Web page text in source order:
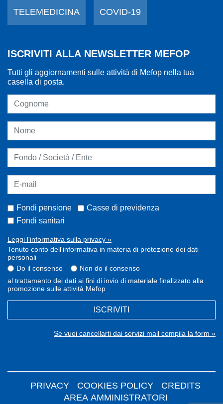
TELEMEDICINA COVID-19
ISCRIVITI ALLA NEWSLETTER MEFOP
Tutti gli aggiornamenti sulle attività di Mefop nella tua
casella di posta.
Fondi pensione
Casse di previdenza
Fondi sanitari
Leggi l'informativa sulla privacy »
Tenuto conto dell'informativa in materia di protezione dei dati
personali
Do il consenso
Non do il consenso
al trattamento dei dati ai fini di invio di materiale finalizzato alla
promozione sulle attività Mefop
ISCRIVITI
Se vuoi cancellarti dai servizi mail compila la form »
PRIVACY COOKIES POLICY
CREDITS
AREA AMMINISTRATORI